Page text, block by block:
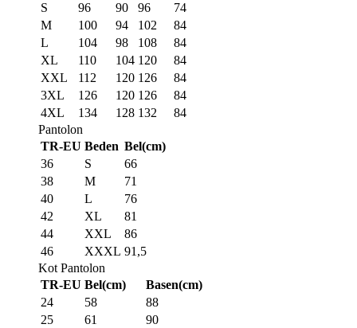
S
96 90 96
74
M
100 94 102
84
L
104 98 108
84
XL
110 104 120
84
XXL
112 120 126
84
3XL
126 120 126
84
4XL
134 128 132
84
Pantolon
TR-EU Beden Bel(cm)
36
S
66
38
M
71
40
L
76
42
XL
81
44
XXL
86
46
XXXL 91,5
Kot Pantolon
TR-EU Bel(cm)
Basen(cm)
24
58
88
25
61
90